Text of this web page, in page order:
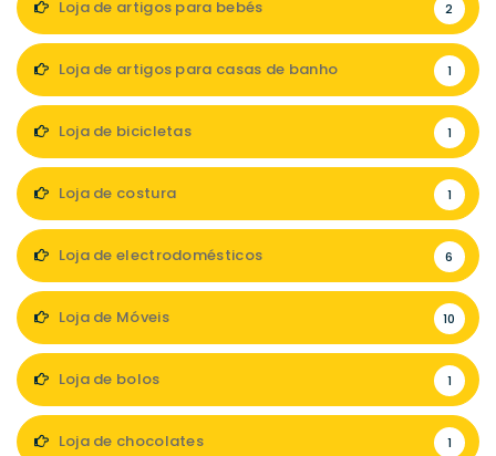
Loja de artigos para bebés 2
Loja de artigos para casas de banho 1
Loja de bicicletas 1
Loja de costura 1
Loja de electrodomésticos 6
Loja de Móveis 10
Loja de bolos 1
Loja de chocolates 1